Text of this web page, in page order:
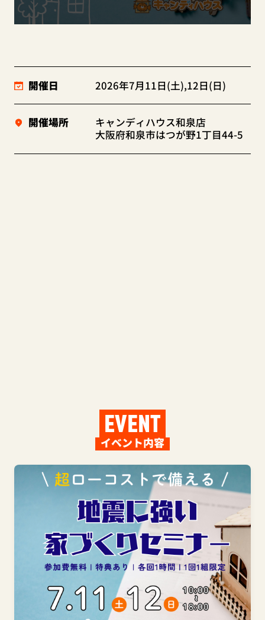
開催日 2026年7月11日(土),12日(日)
開催場所
キャンディハウス和泉店
大阪府和泉市はつが野1丁目44-5
EVENT
イベント内容